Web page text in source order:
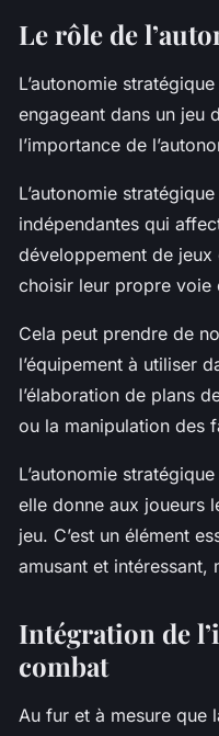
Le rôle de
L’autonomie
engageant dans un jeu
l’importance de
L’autonomie
indépendantes qui
développement de
choisir leur propre voie
Cela peut prendre de
l’équipement à utiliser
l’élaboration de plans
ou la manipulation des
L’autonomie
elle donne aux joueurs
jeu. C’est un élément
amusant et intéressant,
Intégration de
combat
Au fur et à mesure que